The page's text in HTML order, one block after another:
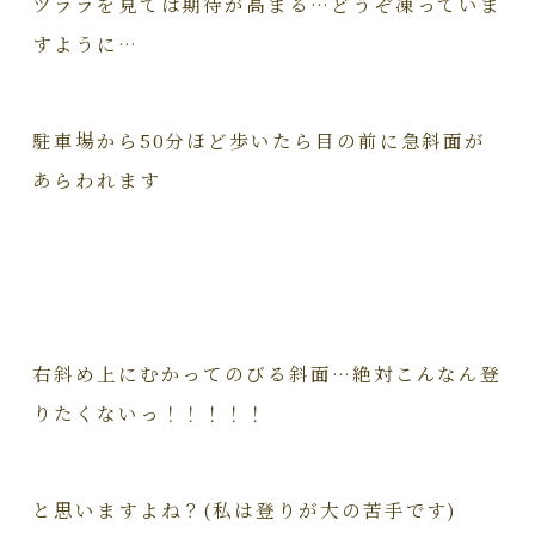
すように…
駐車場から50分ほど歩いたら目の前に急斜面が
あらわれます
右斜め上にむかってのびる斜面…絶対こんなん登
りたくないっ！！！！！
と思いますよね？(私は登りが大の苦手です)